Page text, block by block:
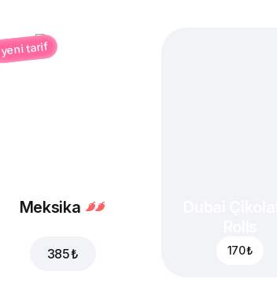
yeni tarif
Meksika
385 ₺ 170 ₺